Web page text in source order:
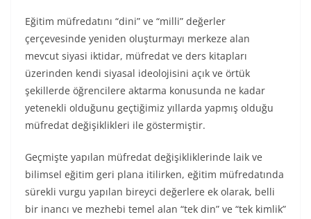
Eğitim müfredatını “dini” ve “milli” değerler
çerçevesinde yeniden oluşturmayı merkeze alan
mevcut siyasi iktidar, müfredat ve ders kitapları
üzerinden kendi siyasal ideolojisini açık ve örtük
şekillerde öğrencilere aktarma konusunda ne kadar
yetenekli olduğunu geçtiğimiz yıllarda yapmış olduğu
müfredat değişiklikleri ile göstermiştir.
Geçmişte yapılan müfredat değişikliklerinde laik ve
bilimsel eğitim geri plana itilirken, eğitim müfredatında
sürekli vurgu yapılan bireyci değerlere ek olarak, belli
bir inancı ve mezhebi temel alan “tek din” ve “tek kimlik”